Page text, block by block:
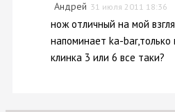
Андрей 31 июля 2011 18:36
нож отличный на мой
напоминает ka-
клинка 3 или 6 все таки?